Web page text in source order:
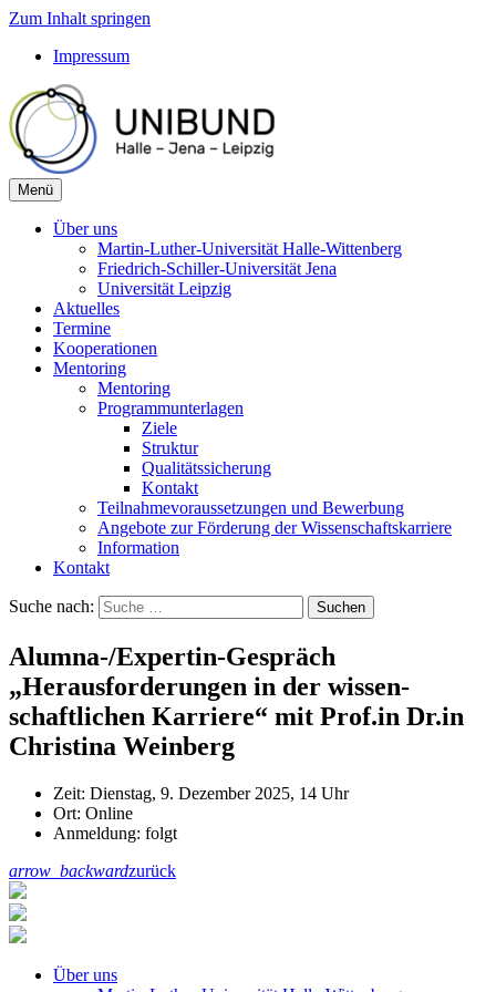
Zum Inhalt springen
Impressum
Menü
Über uns
Martin-Luther-Universität Halle-Wittenberg
Friedrich-Schiller-Universität Jena
Universität Leipzig
Aktuelles
Termine
Kooperationen
Mentoring
Mentoring
Programmunterlagen
Ziele
Struktur
Qualitätssicherung
Kontakt
Teilnahmevoraussetzungen und Bewerbung
Angebote zur Förderung der Wissenschaftskarriere
Information
Kontakt
Suche nach: Suchen
Alumna-/Expertin-Gespräch
„Herausforderungen in der wissen-
schaftlichen Karriere“ mit Prof.in Dr.in
Christina Weinberg
Zeit: Dienstag, 9. Dezember 2025, 14 Uhr
Ort: Online
Anmeldung: folgt
arrow_backwardzurück
Über uns